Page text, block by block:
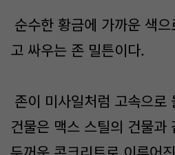
순수한 황금에 가까운 색
고 싸우는 존 밀튼이다.
존이 미사일처럼 고속으로
건물은 맥스 스틸의 건물과